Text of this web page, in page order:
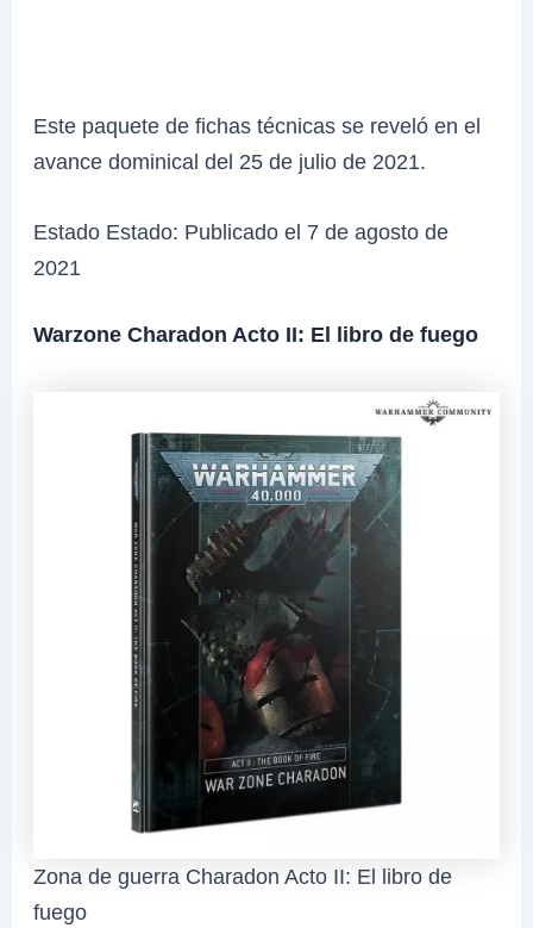
Este paquete de fichas técnicas se reveló en el
avance dominical del 25 de julio de 2021.
Estado Estado: Publicado el 7 de agosto de
2021
Warzone Charadon Acto II: El libro de fuego
Zona de guerra Charadon Acto II: El libro de
fuego